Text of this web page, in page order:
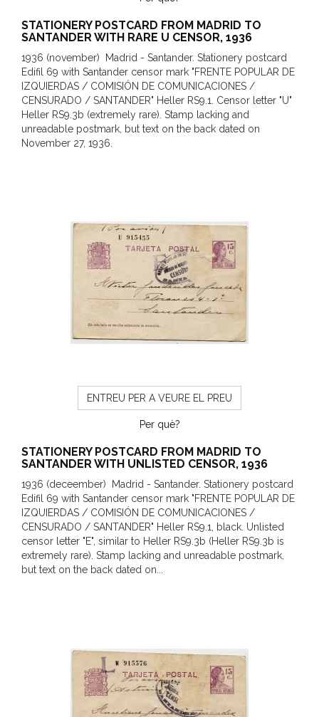
STATIONERY POSTCARD FROM MADRID TO
SANTANDER WITH RARE U CENSOR, 1936
1936 (november) Madrid - Santander. Stationery postcard
Edifil 69 with Santander censor mark "FRENTE POPULAR DE
IZQUIERDAS / COMISIÓN DE COMUNICACIONES /
CENSURADO / SANTANDER" Heller RS9.1. Censor letter "U"
Heller RS9.3b (extremely rare). Stamp lacking and
unreadable postmark, but text on the back dated on
November 27, 1936.
ENTREU PER A VEURE EL PREU
Per què?
STATIONERY POSTCARD FROM MADRID TO
SANTANDER WITH UNLISTED CENSOR, 1936
1936 (deceember) Madrid - Santander. Stationery postcard
Edifil 69 with Santander censor mark "FRENTE POPULAR DE
IZQUIERDAS / COMISIÓN DE COMUNICACIONES /
CENSURADO / SANTANDER" Heller RS9.1, black. Unlisted
censor letter "E", similar to Heller RS9.3b (Heller RS9.3b is
extremely rare). Stamp lacking and unreadable postmark,
but text on the back dated on...